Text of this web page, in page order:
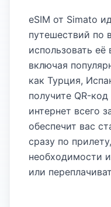
eSIM от Simato
путешествий по
использовать её
включая
как Турция,
получите QR-
интернет всего
обеспечит вас
сразу по
необходимости
или